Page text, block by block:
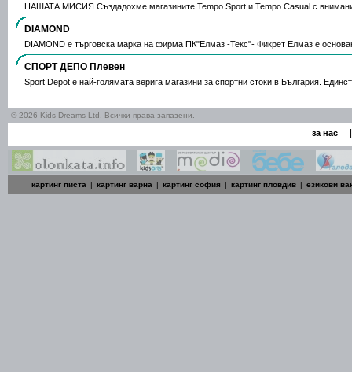
НАШАТА МИСИЯ Създадохме магазините Tempo Sport и Tempo Casual с
DIAMOND
DIAMOND е търговска марка на фирма ПК"Елмаз -Текс"- Фикрет Елмаз е
СПОРТ ДЕПО Плевен
Sport Depot е най-голямата верига магазини за спортни стоки в България.
© 2026 Kids Dreams Ltd. Всички права запазени.
за нас |
картинг писта | картинг варна | картинг софия | картинг пловдив | езикови